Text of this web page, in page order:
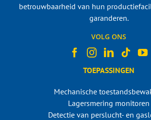
betrouwbaarheid van hun
garanderen.
VOLG ONS
TOEPASSINGEN
Mechanische
Lagersmering monitoren
Detectie van perslucht- en